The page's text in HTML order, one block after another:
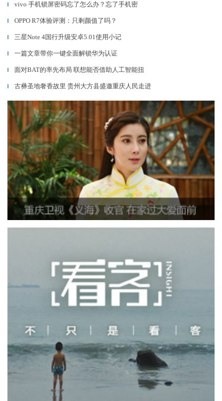
▎ vivo 手机锁屏密码忘了怎么办？忘了手机密
▎ OPPO R7体验评测：只剩颜值了吗？
▎ 三星Note 4国行升级安卓5.01使用小记
▎ 一篇文章带你一键全面解锁华为认证
▎ 面对BAT的率先布局 联想能否借助人工智能扭
▎ 古彝圣地奢香故里 贵州大方县盛邀重庆人民走进